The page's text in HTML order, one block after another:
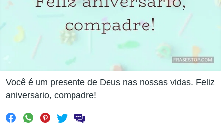
Você é um presente de Deus nas nossas vidas. Feliz
aniversário, compadre!